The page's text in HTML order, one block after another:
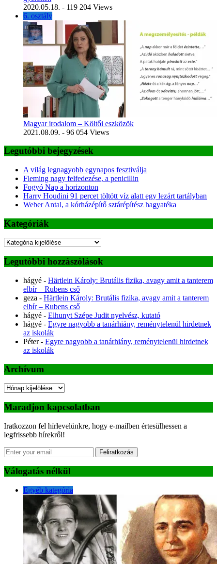
2020.05.18. - 119 204 Views
6. osztály
Magyar irodalom – Költői eszközök
2021.08.09. - 96 054 Views
Legutóbbi bejegyzések
A világ legnagyobb egynapos fesztiválja
Fleming nagy felfedezése, a penicillin
Fogyó Nap a horizonton
Harry Houdini 91 percet töltött víz alatt egy lezárt tartályban
Weber Antal, a kórházépítő sztárépítész hagyatéka
Kategóriák
Kategóriák
Legutóbbi hozzászólások
hágyé - Härtlein Károly: Brutális fizika, avagy amit a tanterem
elbír – Rubens cső
geza - Härtlein Károly: Brutális fizika, avagy amit a tanterem
elbír – Rubens cső
hágyé - Elhunyt Szépe Judit nyelvész, kutató
hágyé - Egyre nagyobb a tanárhiány, reménytelenül hirdetnek
az iskolák
Péter- Egyre nagyobb a tanárhiány, reménytelenül hirdetnek
az iskolák
Archívum
Archívum
Maradjon kapcsolatban
Iratkozzon fel hírlevelünkre, hogy e-mailben értesülhessen a
legfrissebb hírekről!
Feliratkozás
Válogatás nélkül
Egyéb kategória